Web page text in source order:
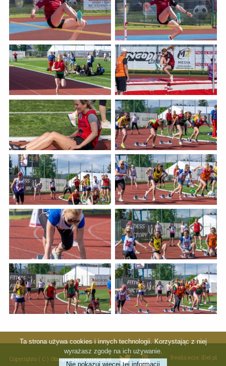
Copyrights ( C ) Olimpiadanotarialna.pl Realizacja: iDel.pl
Ta strona używa cookies i innych technologii. Korzystając z niej
wyrażasz zgodę na ich używanie.